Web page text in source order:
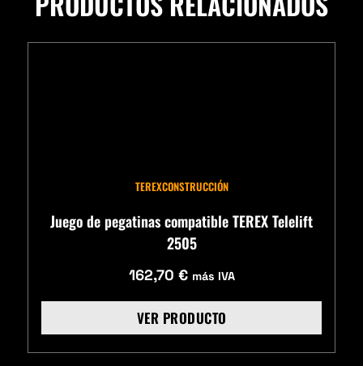
TEREXCONSTRUCCIÓN
Juego de pegatinas compatible TEREX Telelift
2505
162,70 € más IVA
VER PRODUCTO